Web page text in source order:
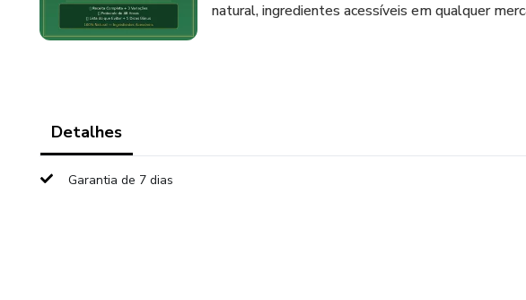
natural, ingredientes acessíveis em qualquer
Detalhes
Garantia de 7 dias